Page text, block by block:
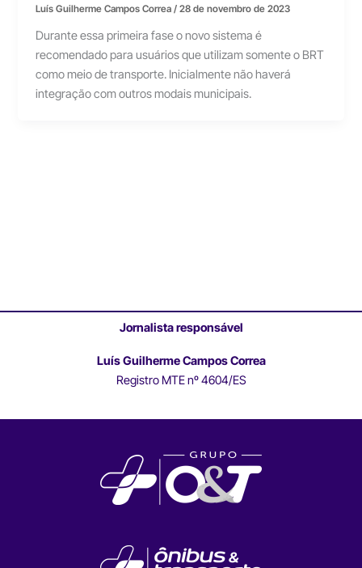
Luís Guilherme Campos Correa/28 de novembro de 2023
Durante essa primeira fase o novo sistema é
recomendado para usuários que utilizam somente o BRT
como meio de transporte. Inicialmente não haverá
integração com outros modais municipais.
Jornalista responsável
Luís Guilherme Campos Correa
Registro MTE nº 4604/ES